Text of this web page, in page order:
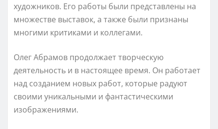
художников. Его работы были представлены на
множестве выставок, а также были признаны
многими критиками и коллегами.
Олег Абрамов продолжает творческую
деятельность и в настоящее время. Он работает
над созданием новых работ, которые радуют
своими уникальными и фантастическими
изображениями.